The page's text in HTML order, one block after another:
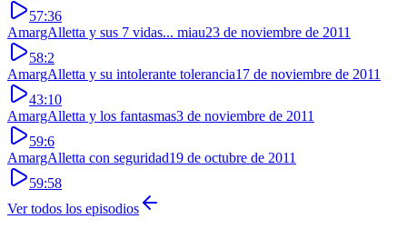
57:36
AmargAlletta y sus 7 vidas... miau23 de noviembre de 2011
58:2
AmargAlletta y su intolerante tolerancia17 de noviembre de 2011
43:10
AmargAlletta y los fantasmas3 de noviembre de 2011
59:6
AmargAlletta con seguridad19 de octubre de 2011
59:58
Ver todos los episodios